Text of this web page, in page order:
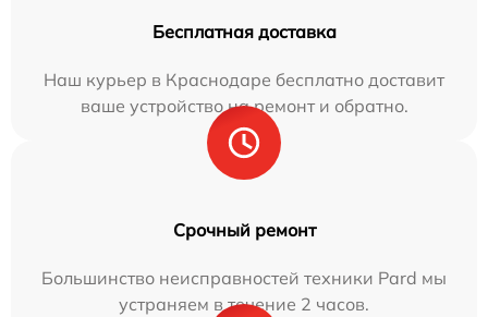
Бесплатная доставка
Наш курьер в Краснодаре бесплатно доставит
ваше устройство на ремонт и обратно.
Срочный ремонт
Большинство неисправностей техники Pard мы
устраняем в течение 2 часов.